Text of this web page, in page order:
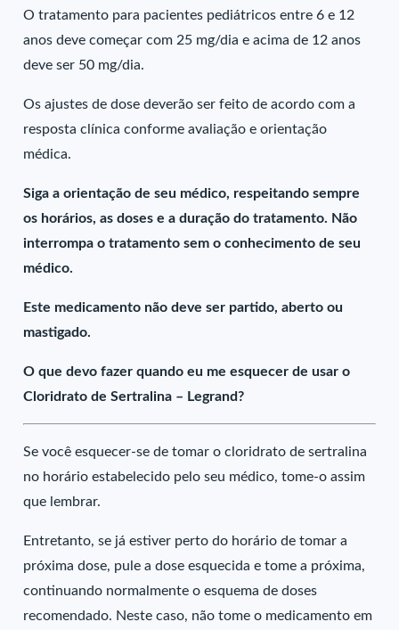
O tratamento para pacientes pediátricos entre 6 e 12
anos deve começar com 25 mg/dia e acima de 12 anos
deve ser 50 mg/dia.
Os ajustes de dose deverão ser feito de acordo com a
resposta clínica conforme avaliação e orientação
médica.
Siga a orientação de seu médico, respeitando sempre
os horários, as doses e a duração do tratamento. Não
interrompa o tratamento sem o conhecimento de seu
médico.
Este medicamento não deve ser partido, aberto ou
mastigado.
O que devo fazer quando eu me esquecer de usar o
Cloridrato de Sertralina – Legrand?
Se você esquecer-se de tomar o cloridrato de sertralina
no horário estabelecido pelo seu médico, tome-o assim
que lembrar.
Entretanto, se já estiver perto do horário de tomar a
próxima dose, pule a dose esquecida e tome a próxima,
continuando normalmente o esquema de doses
recomendado. Neste caso, não tome o medicamento em